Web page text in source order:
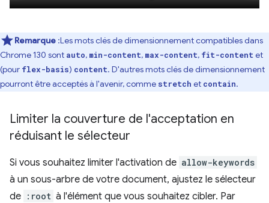
Remarque :Les mots clés de dimensionnement compatibles dans
Chrome 130 sont auto, min-content, max-content, fit-content et
(pour flex-basis) content. D'autres mots clés de dimensionnement
pourront être acceptés à l'avenir, comme stretch et contain.
Limiter la couverture de l'acceptation en
réduisant le sélecteur
Si vous souhaitez limiter l'activation de allow-keywords
à un sous-arbre de votre document, ajustez le sélecteur
de :root à l'élément que vous souhaitez cibler. Par